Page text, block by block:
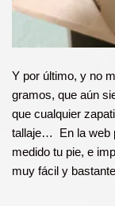
Y por último, y no
gramos, que aún
que cualquier
tallaje… En la web
medido tu pie, e
muy fácil y